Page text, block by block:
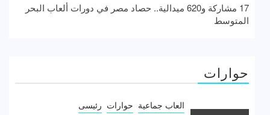
17 مشاركة و620 ميدالية.. حصاد مصر في دورات ألعاب البحر
المتوسط
حوارات
العاب جماعية حوارات رئيسى